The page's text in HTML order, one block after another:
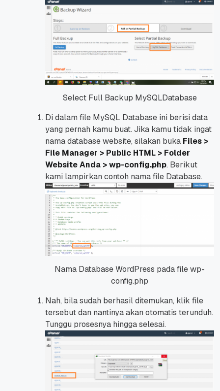
Select Full Backup MySQLDatabase
Di dalam file MySQL Database ini berisi data
yang pernah kamu buat. Jika kamu tidak ingat
namadatabasewebsite, silakan buka Files >
File Manager > Public HTML > Folder
Website Anda > wp-config.php. Berikut
kami lampirkan contoh namafile Database.
Nama Database WordPress pada file wp-
config.php
Nah, bila sudah berhasil ditemukan, klik file
tersebut dan nantinya akan otomatis terunduh.
Tunggu prosesnya hingga selesai.